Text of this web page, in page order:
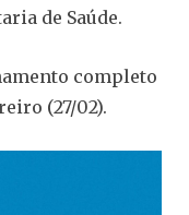
de Saúde.
completo
(27/02).